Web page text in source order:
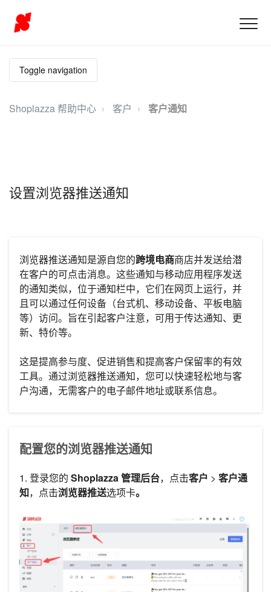
Toggle navigation
Shoplazza 帮助中心 客户 客户通知
设置浏览器推送通知
浏览器推送通知是源自您的跨境电商商店并发送给潜
在客户的可点击消息。这些通知与移动应用程序发送
的通知类似，位于通知栏中，它们在网页上运行，并
且可以通过任何设备（台式机、移动设备、平板电脑
等）访问。旨在引起客户注意，可用于传达通知、更
新、特价等。
这是提高参与度、促进销售和提高客户保留率的有效
工具。通过浏览器推送通知，您可以快速轻松地与客
户沟通，无需客户的电子邮件地址或联系信息。
配置您的浏览器推送通知
1. 登录您的 Shoplazza 管理后台，点击客户 > 客户通
知，点击浏览器推送选项卡。